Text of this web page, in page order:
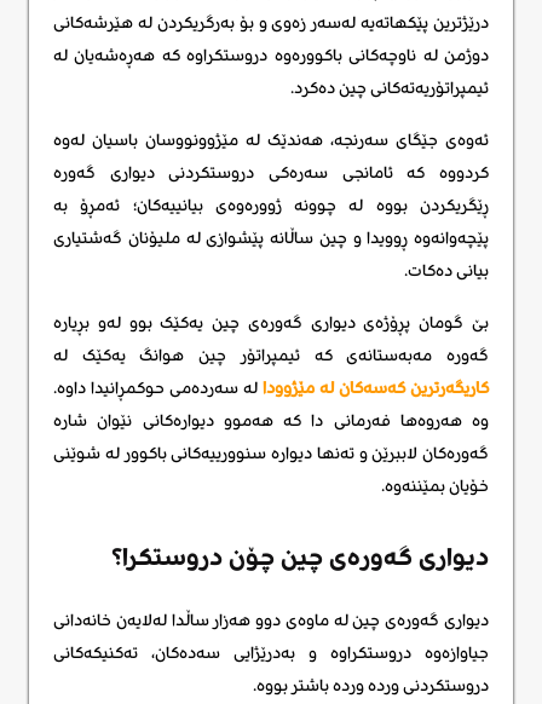
درێژترین پێکهاتەیە لەسەر زەوی و بۆ بەرگریکردن لە هێرشەکانی
دوژمن لە ناوچەکانی باکوورەوە دروستکراوە کە هەڕەشەیان لە
ئیمپراتۆریەتەکانی چین دەکرد.
ئەوەی جێگای سەرنجە، هەندێک لە مێژوونووسان باسیان لەوە
کردووە کە ئامانجی سەرەکی دروستکردنی دیواری گەورە
ڕێگریکردن بووە لە چوونە ژوورەوەی بیانییەکان؛ ئەمڕۆ بە
پێچەوانەوە ڕوویدا و چین ساڵانە پێشوازی لە ملیۆنان گەشتیاری
بیانی دەکات.
بێ گومان پڕۆژەی دیواری گەورەی چین یەکێک بوو لەو بڕیارە
گەورە مەبەستانەی کە ئیمپراتۆر چین هوانگ یەکێک لە
کاریگەرترین کەسەکان لە مێژوودالە سەردەمی حوکمڕانیدا داوە.
وە هەروەها فەرمانی دا کە هەموو دیوارەکانی نێوان شارە
گەورەکان لاببرێن و تەنها دیوارە سنوورییەکانی باکوور لە شوێنی
خۆیان بمێننەوە.
دیواری گەورەی چین چۆن دروستکرا؟
دیواری گەورەی چین لە ماوەی دوو هەزار ساڵدا لەلایەن خانەدانی
جیاوازەوە دروستکراوە و بەدرێژایی سەدەکان، تەکنیکەکانی
دروستکردنی وردە وردە باشتر بووە.